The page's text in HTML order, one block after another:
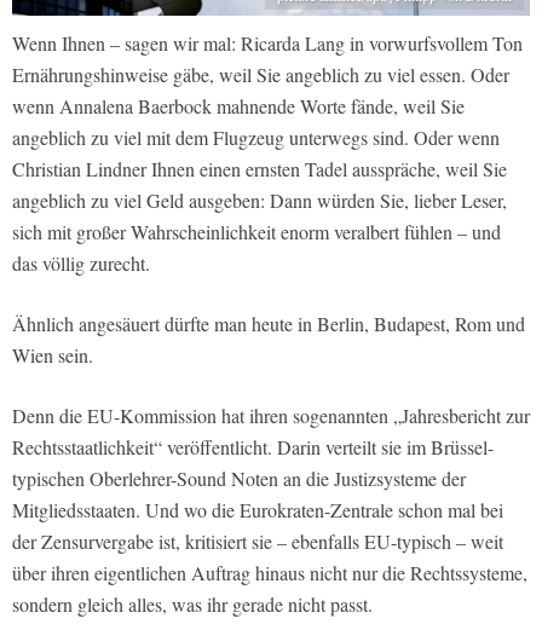
Wenn Ihnen – sagen wir mal: Ricarda Lang in vorwurfsvollem Ton
Ernährungshinweise gäbe, weil Sie angeblich zu viel essen. Oder
wenn Annalena Baerbock mahnende Worte fände, weil Sie
angeblich zu viel mit dem Flugzeug unterwegs sind. Oder wenn
Christian Lindner Ihnen einen ernsten Tadel ausspräche, weil Sie
angeblich zu viel Geld ausgeben: Dann würden Sie, lieber Leser,
sich mit großer Wahrscheinlichkeit enorm veralbert fühlen – und
das völlig zurecht.
Ähnlich angesäuert dürfte man heute in Berlin, Budapest, Rom und
Wien sein.
Denn die EU-Kommission hat ihren sogenannten „Jahresbericht zur
Rechtsstaatlichkeit“ veröffentlicht. Darin verteilt sie im Brüssel-
typischen Oberlehrer-Sound Noten an die Justizsysteme der
Mitgliedsstaaten. Und wo die Eurokraten-Zentrale schon mal bei
der Zensurvergabe ist, kritisiert sie – ebenfalls EU-typisch – weit
über ihren eigentlichen Auftrag hinaus nicht nur die Rechtssysteme,
sondern gleich alles, was ihr gerade nicht passt.